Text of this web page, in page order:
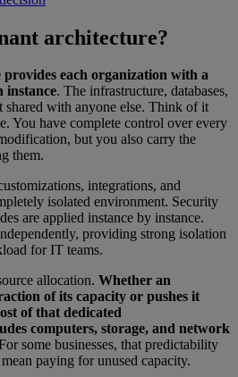
architecture?
each organization with a
instance. The infrastructure, databases,
shared with anyone else. Think of it
You have complete control over every
but you also carry the
them.
integrations, and
isolated environment. Security
are applied instance by instance.
providing strong isolation
for IT teams.
allocation. Whether an
of its capacity or pushes it
of that dedicated
computers, storage, and network
some businesses, that predictability
paying for unused capacity.